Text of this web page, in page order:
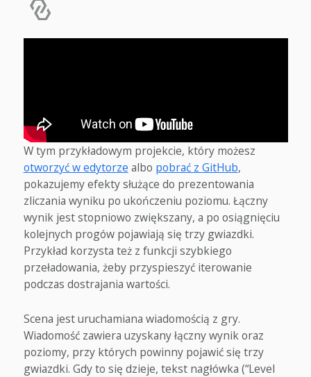
W tym przykładowym projekcie, który możesz
otworzyć w edytorze albo pobrać z GitHub,
pokazujemy efekty służące do prezentowania
zliczania wyniku po ukończeniu poziomu. Łączny
wynik jest stopniowo zwiększany, a po osiągnięciu
kolejnych progów pojawiają się trzy gwiazdki.
Przykład korzysta też z funkcji szybkiego
przeładowania, żeby przyspieszyć iterowanie
podczas dostrajania wartości.
Scena jest uruchamiana wiadomością z gry.
Wiadomość zawiera uzyskany łączny wynik oraz
poziomy, przy których powinny pojawić się trzy
gwiazdki. Gdy to się dzieje, tekst nagłówka (“Level